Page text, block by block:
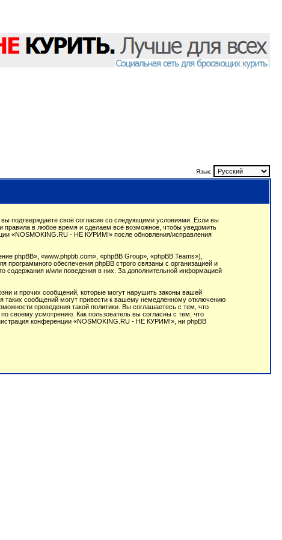
Язык:
подтверждаете своё согласие со следующими условиями. Если вы
в любое время и сделаем всё возможное, чтобы уведомить
«NOSMOKING.RU - НЕ КУРИМ!» после обновления/исправления
phpBB», «www.phpbb.com», «phpBB Group», «phpBB Teams»),
программного обеспечения phpBB строго связаны с организацией и
содержания и/или поведения в них. За дополнительной информацией
и прочих сообщений, которые могут нарушить законы вашей
сообщений могут привести к вашему немедленному отключению
проведения такой политики. Вы соглашаетесь с тем, что
своему усмотрению. Как пользователь вы согласны с тем, что
конференции «NOSMOKING.RU - НЕ КУРИМ!», ни phpBB